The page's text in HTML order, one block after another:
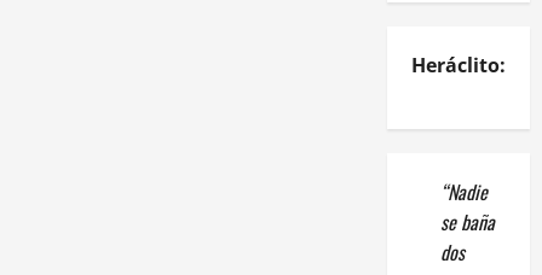
Heráclito:
“Nadie
se baña
dos